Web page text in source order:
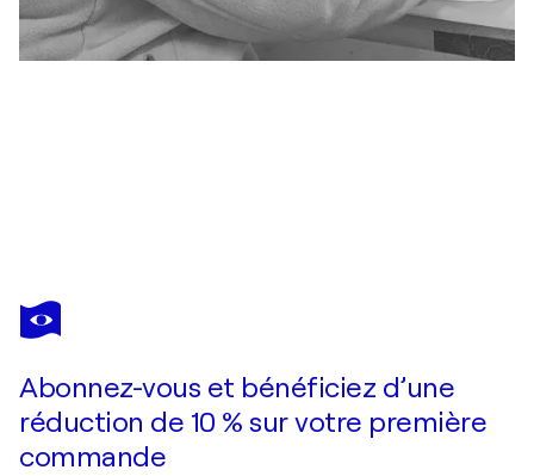
JEANINE FITOU VALENS
Tendresse
Abonnez-vous et bénéficiez d’une
réduction de 10 % sur votre première
commande